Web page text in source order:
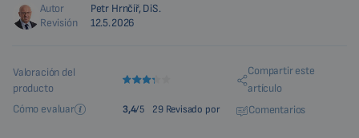
Autor
Petr Hrnčíř, DiS.
Revisión
12.5.2026
Valoración del
producto
Cómo evaluar
3,4/5 29 Revisado por
Compartir este
artículo
Comentarios